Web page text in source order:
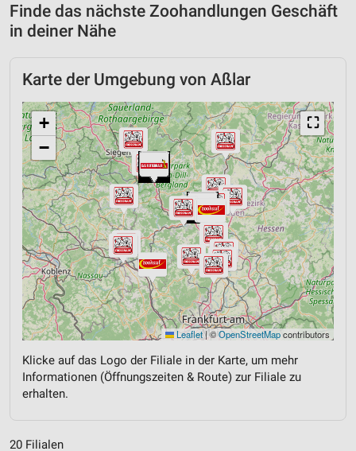
Finde das nächste Zoohandlungen Geschäft
in deiner Nähe
Karte der Umgebung von Aßlar
⛶
+
−
Leaflet|©OpenStreetMapcontributors
Klicke auf das Logo der Filiale in der Karte, um mehr
Informationen (Öffnungszeiten & Route) zur Filiale zu
erhalten.
20 Filialen